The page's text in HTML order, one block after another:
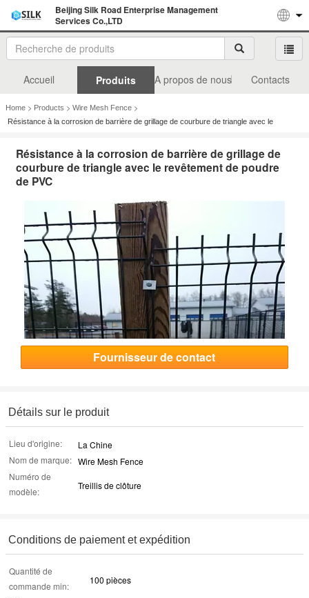
Beijing Silk Road Enterprise Management
Services Co.,LTD
Accueil Produits A propos de nous Contacts
Home > Products > Wire Mesh Fence >
Résistance à la corrosion de barrière de grillage de courbure de triangle avec le
Résistance à la corrosion de barrière de grillage de
courbure de triangle avec le revêtement de poudre
de PVC
Fournisseur de contact
Détails sur le produit
Lieu d'origine:
La Chine
Nom de marque: Wire Mesh Fence
Numéro de
modèle:
Treillis de clôture
Conditions de paiement et expédition
Quantité de
commande min:
100 pièces